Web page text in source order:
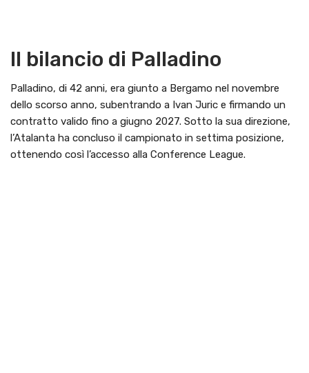
Il bilancio di Palladino
Palladino, di 42 anni, era giunto a Bergamo nel novembre
dello scorso anno, subentrando a Ivan Juric e firmando un
contratto valido fino a giugno 2027. Sotto la sua direzione,
l’Atalanta ha concluso il campionato in settima posizione,
ottenendo così l’accesso alla Conference League.